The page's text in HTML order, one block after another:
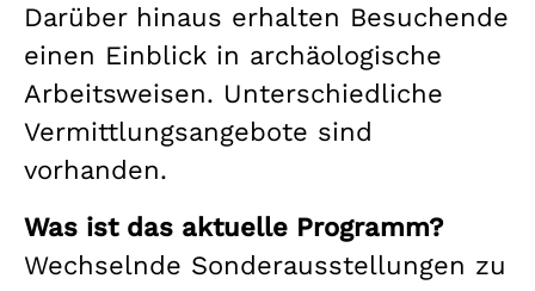
Darüber hinaus erhalten Besuchende
einen Einblick in archäologische
Arbeitsweisen. Unterschiedliche
Vermittlungsangebote sind
vorhanden.
Was ist das aktuelle Programm?
Wechselnde Sonderausstellungen zu